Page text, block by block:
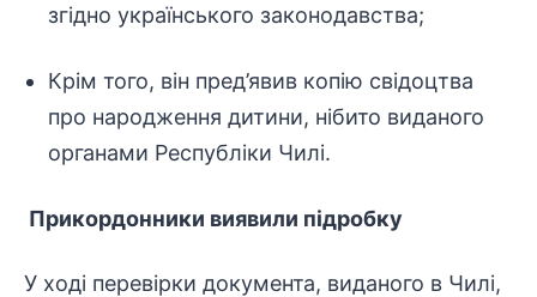
згідно українського законодавства;
Крім того, він пред’явив копію свідоцтва
про народження дитини, нібито виданого
органами Республіки Чилі.
Прикордонники виявили підробку
У ході перевірки документа, виданого в Чилі,